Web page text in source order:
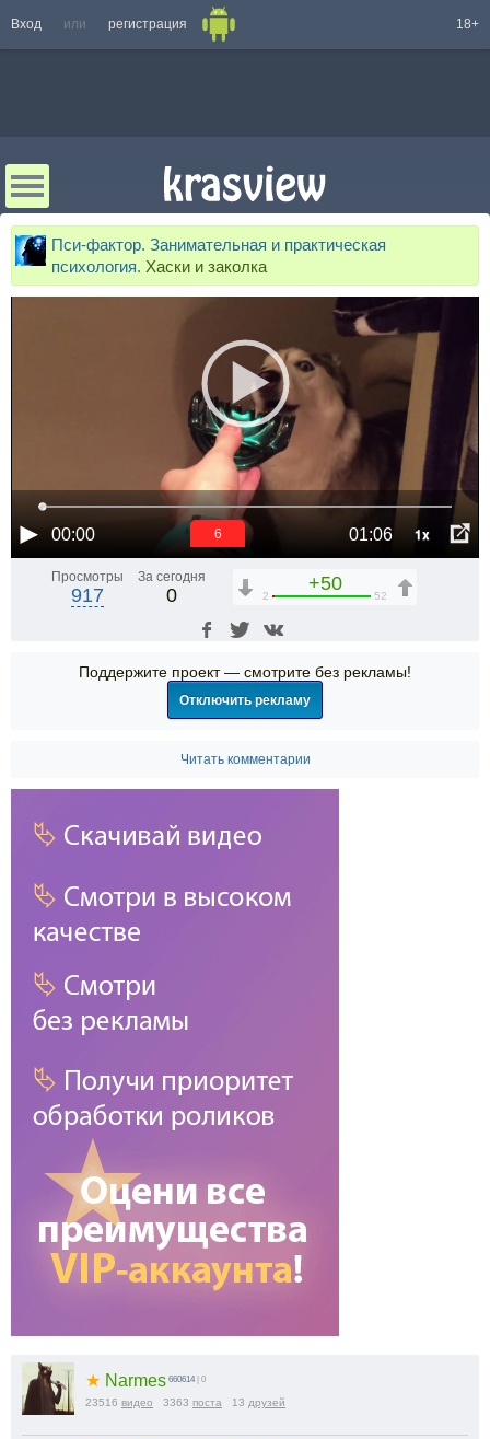
Вход или регистрация 18+
Пси-фактор. Занимательная и практическая
психология. Хаски и заколка
00:00 01:06 1x
6
Просмотры
917
За сегодня
0
+50
2 52
Поддержите проект — смотрите без рекламы!
Отключить рекламу
Читать комментарии
★ Narmes 660614 | 0
23516 видео 3363 поста 13 друзей